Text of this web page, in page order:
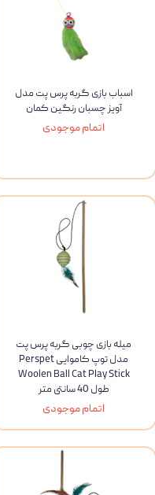
اسباب بازی گربه پرس پت مدل
آویز چسبان رنگین کمان
اتمام موجودی
میله بازی چوبی گربه پرس پت
مدل توپ کاموایی Perspet
Woolen Ball Cat Play Stick
طول 40 سانتی متر
اتمام موجودی